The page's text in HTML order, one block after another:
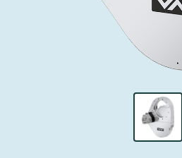
真空オールメタルバルブ
真空トランスファーバルブ
真空トランスファードア